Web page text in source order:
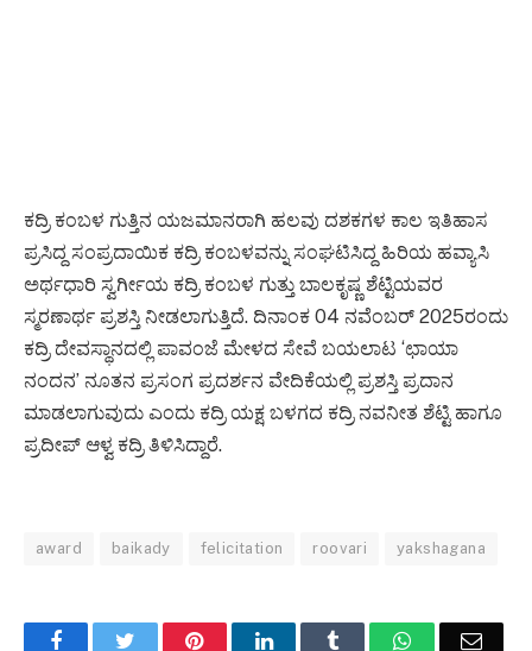
ಕದ್ರಿ ಕಂಬಳ ಗುತ್ತಿನ ಯಜಮಾನರಾಗಿ ಹಲವು ದಶಕಗಳ ಕಾಲ ಇತಿಹಾಸ
ಪ್ರಸಿದ್ದ ಸಂಪ್ರದಾಯಿಕ ಕದ್ರಿ ಕಂಬಳವನ್ನು ಸಂಘಟಿಸಿದ್ದ ಹಿರಿಯ ಹವ್ಯಾಸಿ
ಅರ್ಥಧಾರಿ ಸ್ವರ್ಗೀಯ ಕದ್ರಿ ಕಂಬಳ ಗುತ್ತು ಬಾಲಕೃಷ್ಣ ಶೆಟ್ಟಿಯವರ
ಸ್ಮರಣಾರ್ಥ ಪ್ರಶಸ್ತಿ ನೀಡಲಾಗುತ್ತಿದೆ. ದಿನಾಂಕ 04 ನವೆಂಬರ್ 2025ರಂದು
ಕದ್ರಿ ದೇವಸ್ಥಾನದಲ್ಲಿ ಪಾವಂಜೆ ಮೇಳದ ಸೇವೆ ಬಯಲಾಟ ‘ಛಾಯಾ
ನಂದನ’ ನೂತನ ಪ್ರಸಂಗ ಪ್ರದರ್ಶನ ವೇದಿಕೆಯಲ್ಲಿ ಪ್ರಶಸ್ತಿ ಪ್ರದಾನ
ಮಾಡಲಾಗುವುದು ಎಂದು ಕದ್ರಿ ಯಕ್ಷ ಬಳಗದ ಕದ್ರಿ ನವನೀತ ಶೆಟ್ಟಿ ಹಾಗೂ
ಪ್ರದೀಪ್ ಆಳ್ವ ಕದ್ರಿ ತಿಳಿಸಿದ್ದಾರೆ.
award baikady felicitation roovari yakshagana
FacebookTwitter PinterestLinkedInTumblr WhatsAppEmail